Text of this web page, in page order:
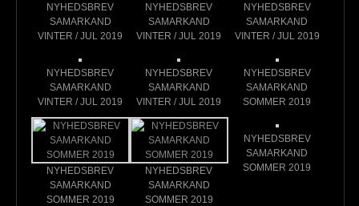
NYHEDSBREV
SAMARKAND
VINTER / JUL 2019
NYHEDSBREV
SAMARKAND
VINTER / JUL 2019
NYHEDSBREV
SAMARKAND
VINTER / JUL 2019
NYHEDSBREV
SAMARKAND
VINTER / JUL 2019
NYHEDSBREV
SAMARKAND
VINTER / JUL 2019
NYHEDSBREV
SAMARKAND
SOMMER 2019
NYHEDSBREV
SAMARKAND
SOMMER 2019
NYHEDSBREV
SAMARKAND
SOMMER 2019
NYHEDSBREV
SAMARKAND
SOMMER 2019